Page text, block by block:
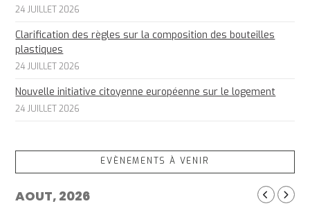
24 JUILLET 2026
Clarification des règles sur la composition des bouteilles
plastiques
24 JUILLET 2026
Nouvelle initiative citoyenne européenne sur le logement
24 JUILLET 2026
EVÈNEMENTS À VENIR
AOUT, 2026